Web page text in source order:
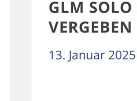
Plötz (TT im
e.V.)
Herzlichen Glückwunsch!